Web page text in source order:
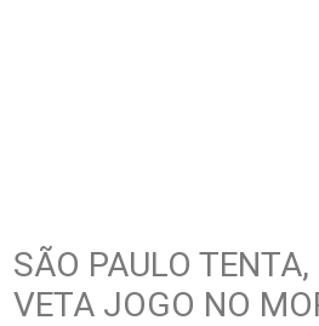
SÃO PAULO
VETA JOGO NO